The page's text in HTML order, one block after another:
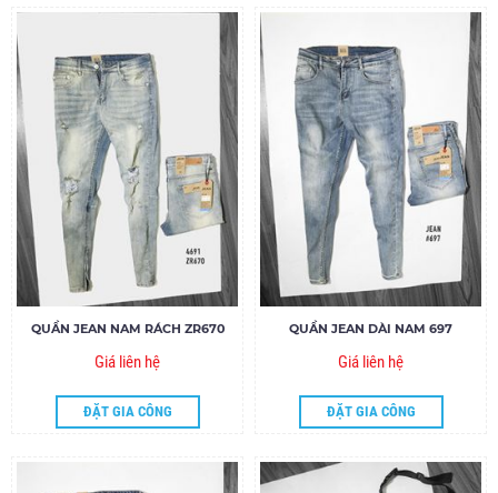
QUẦN JEAN NAM RÁCH ZR670
Giá liên hệ
ĐẶT GIA CÔNG
QUẦN JEAN DÀI NAM 697
Giá liên hệ
ĐẶT GIA CÔNG